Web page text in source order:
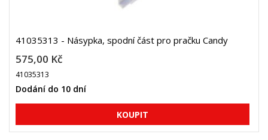
41035313 - Násypka, spodní část pro pračku Candy
575,00 Kč
41035313
Dodání do 10 dní